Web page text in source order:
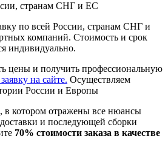
странам СНГ и ЕС
по всей России, странам СНГ и
компаний. Стоимость и срок
индивидуально.
цены и получить профессиональную
на сайте. Осуществляем
России и Европы
котором отражены все нюансы
и последующей сборки
70% стоимости заказа в качестве